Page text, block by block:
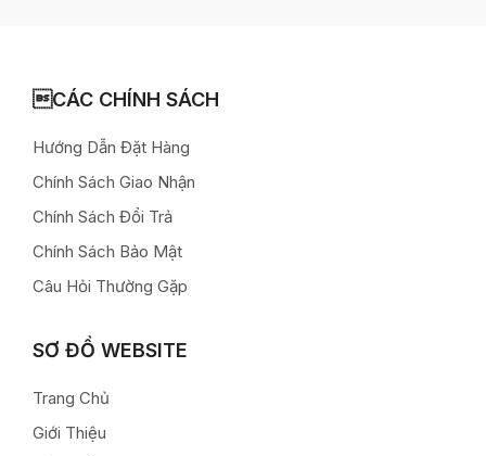
CÁC CHÍNH SÁCH
Hướng Dẫn Đặt Hàng
Chính Sách Giao Nhận
Chính Sách Đổi Trả
Chính Sách Bảo Mật
Câu Hỏi Thường Gặp
SƠ ĐỒ WEBSITE
Trang Chủ
Giới Thiệu